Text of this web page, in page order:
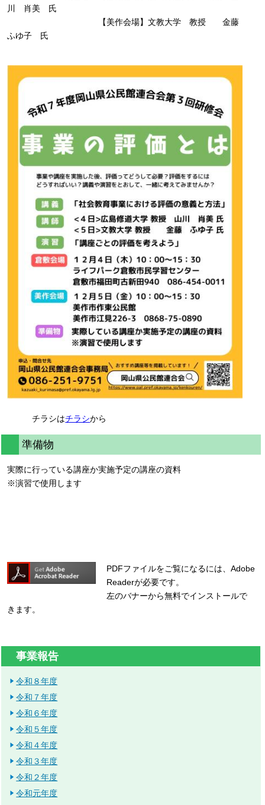
川 肖美 氏
【美作会場】文教大学 教授 金藤
ふゆ子 氏
チラシはチラシから
準備物
実際に行っている講座か実施予定の講座の資料
※演習で使用します
PDFファイルをご覧になるには、Adobe
Readerが必要です。
左のバナーから無料でインストールで
きます。
事業報告
令和８年度
令和７年度
令和６年度
令和５年度
令和４年度
令和３年度
令和２年度
令和元年度